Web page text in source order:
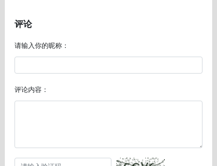
评论
请输入你的昵称：
评论内容：